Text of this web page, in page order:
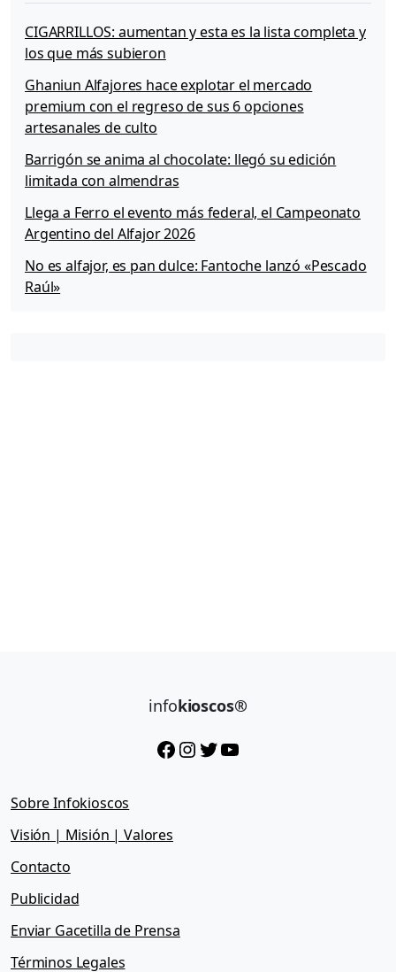
CIGARRILLOS: aumentan y esta es la lista completa y
los que más subieron
Ghaniun Alfajores hace explotar el mercado
premium con el regreso de sus 6 opciones
artesanales de culto
Barrigón se anima al chocolate: llegó su edición
limitada con almendras
Llega a Ferro el evento más federal, el Campeonato
Argentino del Alfajor 2026
No es alfajor, es pan dulce: Fantoche lanzó «Pescado
Raúl»
infokioscos®
Facebook InstagramTwitter YouTube
Sobre Infokioscos
Visión | Misión | Valores
Contacto
Publicidad
Enviar Gacetilla de Prensa
Términos Legales